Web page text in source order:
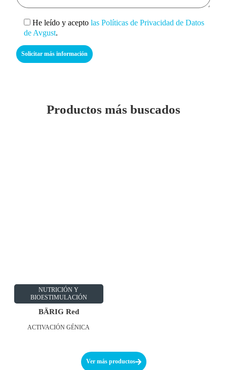
He leído y aceptolas Políticas de Privacidad de Datos
de Avgust.
Productos más buscados
NUTRICIÓN Y
BIOESTIMULACIÓN
BÄRIG Red
ACTIVACIÓN GÉNICA
Ver más productos